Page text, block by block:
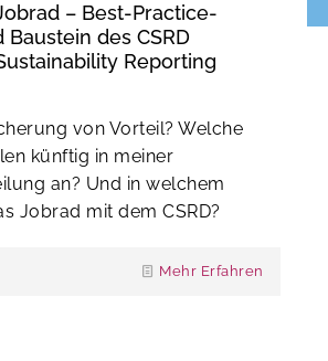
– Best-Practice-
Baustein des CSRD
Reporting
von Vorteil? Welche
künftig in meiner
an? Und in welchem
Jobrad mit dem CSRD?
Mehr Erfahren